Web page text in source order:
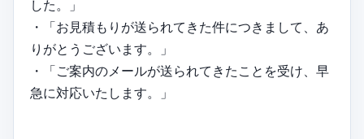
した。」
・「お見積もりが送られてきた件につきまして、あ
りがとうございます。」
・「ご案内のメールが送られてきたことを受け、早
急に対応いたします。」